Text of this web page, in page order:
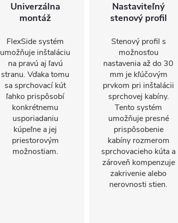
Univerzálna
montáž
FlexSide systém
umožňuje inštaláciu
na pravú aj ľavú
stranu. Vďaka tomu
sa sprchovací kút
ľahko prispôsobí
konkrétnemu
usporiadaniu
kúpeľne a jej
priestorovým
možnostiam.
Nastaviteľný
stenový profil
Stenový profil s
možnosťou
nastavenia až do 30
mm je kľúčovým
prvkom pri inštalácii
sprchovej kabíny.
Tento systém
umožňuje presné
prispôsobenie
kabíny rozmerom
sprchovacieho kúta a
zároveň kompenzuje
zakrivenie alebo
nerovnosti stien.